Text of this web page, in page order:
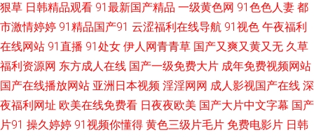
91永久 免费看a的网址 足交AV 国产精品欧美二区 欧美色中色5 在线导航福
利AV 东京热无码影院 狼友性福 四虎久热91 97亚洲涩 麻豆传媒吴梦梦 尤物
com 浮力草草黄色 欧美操逼熟妇 亚洲性色图 俺去也99 欧美色色网 91国摸
国产ts片网址 欧美性爱va专区 91工厂 久草福利免费 香蕉影剧院 白丝91在线
狠草 日韩精品观看 91最新国产精品 一级黄色网 91色色人妻 都
市激情婷婷 91精品国产91 云涩福利在线导航 91视色 午夜福利
在线网站 91直播 91处女 伊人网青青草 国产又爽又黄又无 久草
福利资源网 东方成人在线 国产一级免费大片 成年免费视频网站
国产在线播放网站 亚洲日本视频 淫淫网网 成人影视国产在线 深
夜福利网址 欧美在线免费看 日夜夜欧美 国产大片中文字幕 国产
片91 操久婷婷 91视频你懂得 黄色三级片毛片 免费电影片 日韩